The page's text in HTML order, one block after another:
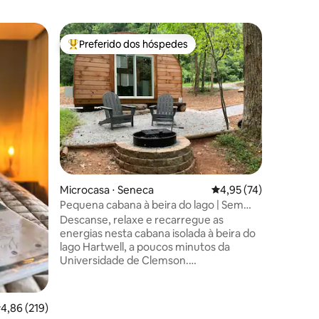
de uma avaliação média de 5, 219 avaliações
4,86 (219)
Entre os melhores preferidos dos hóspedes
Preferido dos hóspedes
Microcasa ⋅ Seneca 4,95 de uma
4,95 (74)
Pequena cabana à beira do lago | Sem
Wi-Fi, sem celular, apenas paz
Descanse, relaxe e recarregue as
energias nesta cabana isolada à beira do
lago Hartwell, a poucos minutos da
Universidade de Clemson.